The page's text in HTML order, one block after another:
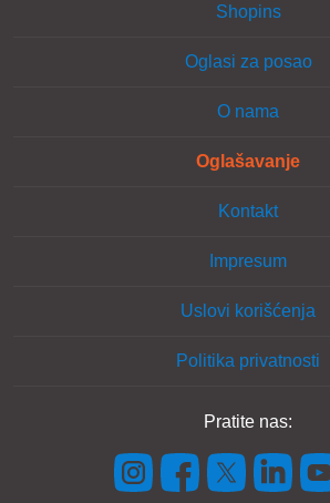
Shopins
Oglasi za posao
O nama
Oglašavanje
Kontakt
Impresum
Uslovi korišćenja
Politika privatnosti
Pratite nas: